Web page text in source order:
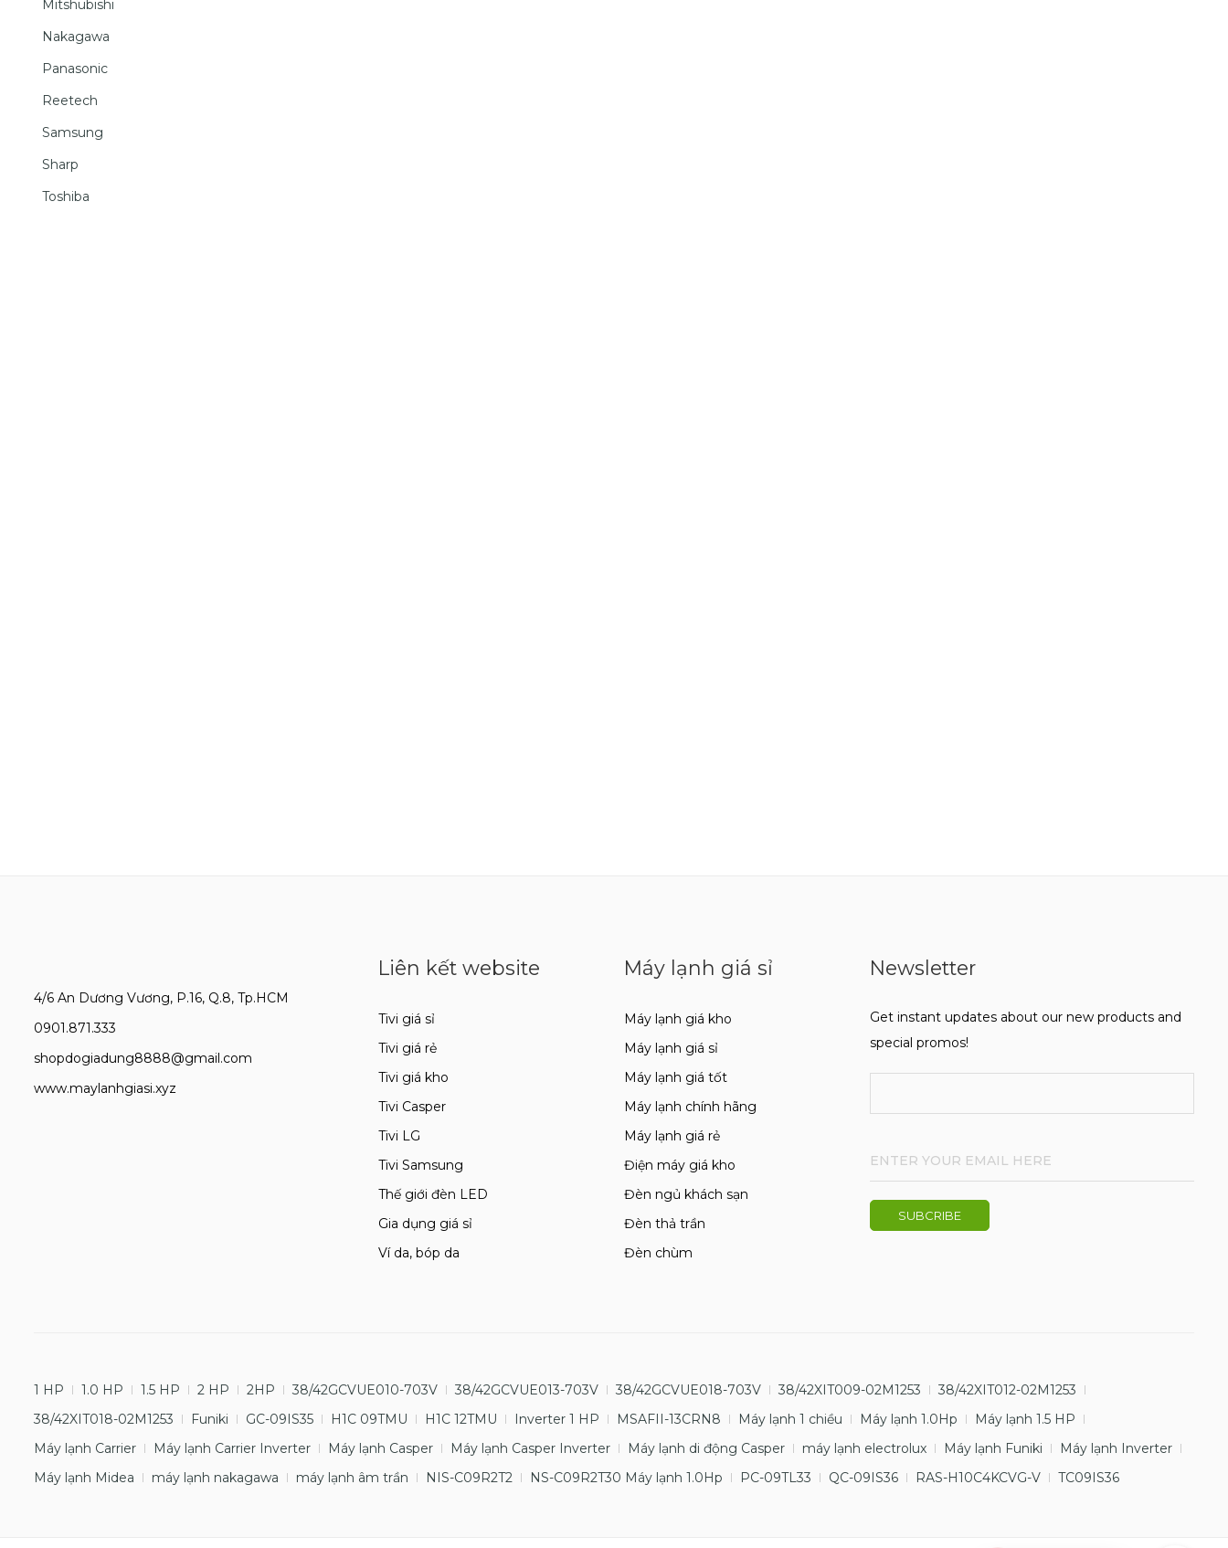
Mitshubishi
Nakagawa
Panasonic
Reetech
Samsung
Sharp
Toshiba
4/6 An Dương Vương, P.16, Q.8, Tp.HCM
0901.871.333
shopdogiadung8888@gmail.com
www.maylanhgiasi.xyz
Liên kết website
Tivi giá sỉ
Tivi giá rẻ
Tivi giá kho
Tivi Casper
Tivi LG
Tivi Samsung
Thế giới đèn LED
Gia dụng giá sỉ
Ví da, bóp da
Máy lạnh giá sỉ
Máy lạnh giá kho
Máy lạnh giá sỉ
Máy lạnh giá tốt
Máy lạnh chính hãng
Máy lạnh giá rẻ
Điện máy giá kho
Đèn ngủ khách sạn
Đèn thả trần
Đèn chùm
Newsletter
Get instant updates about our new products and
special promos!
1 HP 1.0 HP 1.5 HP 2 HP 2HP 38/42GCVUE010-703V 38/42GCVUE013-703V 38/42GCVUE018-703V 38/42XIT009-02M1253
38/42XIT012-02M1253
38/42XIT018-02M1253
Funiki GC-09IS35 H1C 09TMU H1C 12TMU Inverter 1 HP MSAFII-13CRN8 Máy lạnh 1 chiều Máy lạnh 1.0Hp
Máy lạnh 1.5 HP
Máy lạnh Carrier
Máy lạnh Carrier Inverter Máy lạnh Casper Máy lạnh Casper Inverter Máy lạnh di động Casper máy lạnh electrolux Máy lạnh Funiki
Máy lạnh Inverter
Máy lạnh Midea
máy lạnh nakagawa máy lạnh âm trần NIS-C09R2T2 NS-C09R2T30 Máy lạnh 1.0Hp PC-09TL33 QC-09IS36 RAS-H10C4KCVG-V TC09IS36